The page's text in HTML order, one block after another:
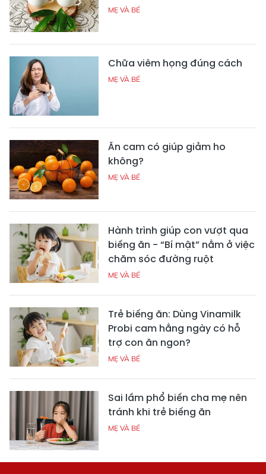
MẸ VÀ BÉ
Chữa viêm họng đúng cách
MẸ VÀ BÉ
Ăn cam có giúp giảm ho
không?
MẸ VÀ BÉ
Hành trình giúp con vượt qua
biếng ăn - “Bí mật” nằm ở việc
chăm sóc đường ruột
MẸ VÀ BÉ
Trẻ biếng ăn: Dùng Vinamilk
Probi cam hằng ngày có hỗ
trợ con ăn ngon?
MẸ VÀ BÉ
Sai lầm phổ biến cha mẹ nên
tránh khi trẻ biếng ăn
MẸ VÀ BÉ